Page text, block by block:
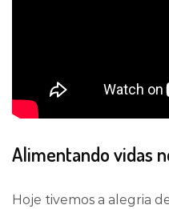
Alimentando vidas
Hoje tivemos a alegria